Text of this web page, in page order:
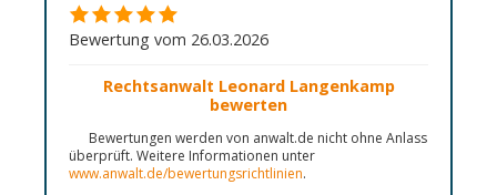
Bewertung vom 26.03.2026
Rechtsanwalt Leonard Langenkamp
bewerten
Bewertungen werden von anwalt.de nicht ohne Anlass
überprüft. Weitere Informationen unter
www.anwalt.de/bewertungsrichtlinien.